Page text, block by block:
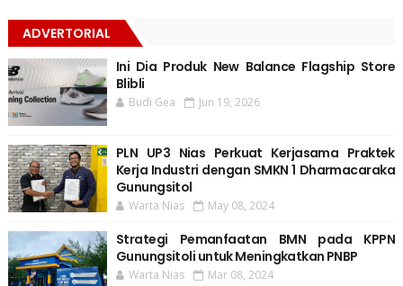
ADVERTORIAL
Ini Dia Produk New Balance Flagship Store
Blibli
Budi Gea Jun 19, 2026
PLN UP3 Nias Perkuat Kerjasama Praktek
Kerja Industri dengan SMKN 1 Dharmacaraka
Gunungsitol
Warta Nias May 08, 2024
Strategi Pemanfaatan BMN pada KPPN
Gunungsitoli untuk Meningkatkan PNBP
Warta Nias Mar 08, 2024